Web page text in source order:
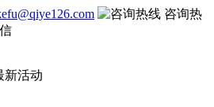
咨询热
新活动